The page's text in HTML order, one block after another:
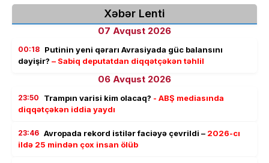
Xəbər Lenti
07 Avqust 2026
00:18 Putinin yeni qərarı Avrasiyada güc balansını
dəyişir? – Sabiq deputatdan diqqətçəkən təhlil
06 Avqust 2026
23:50 Trampın varisi kim olacaq? - ABŞ mediasında
diqqətçəkən iddia yaydı
23:46 Avropada rekord istilər faciəyə çevrildi – 2026-cı
ildə 25 mindən çox insan ölüb